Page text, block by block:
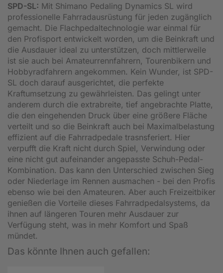
SPD-SL: Mit Shimano Pedaling Dynamics SL wird
professionelle Fahrradausrüstung für jeden zugänglich
gemacht. Die Flachpedaltechnologie war einmal für
den Profisport entwickelt worden, um die Beinkraft und
die Ausdauer ideal zu unterstützen, doch mittlerweile
ist sie auch bei Amateurrennfahrern, Tourenbikern und
Hobbyradfahrern angekommen. Kein Wunder, ist SPD-
SL doch darauf ausgerichtet, die perfekte
Kraftumsetzung zu gewährleisten. Das gelingt unter
anderem durch die extrabreite, tief angebrachte Platte,
die den eingehenden Druck über eine größere Fläche
verteilt und so die Beinkraft auch bei Maximalbelastung
effizient auf die Fahrradpedale trasnsferiert. Hier
verpufft die Kraft nicht durch Spiel, Verwindung oder
eine nicht gut aufeinander angepasste Schuh-Pedal-
Kombination. Das kann den Unterschied zwischen Sieg
oder Niederlage im Rennen ausmachen - bei den Profis
ebenso wie bei den Amateuren. Aber auch Freizeitbiker
genießen die Vorteile dieses Fahrradpedalsystems, da
ihnen auf längeren Touren mehr Ausdauer zur
Verfügung steht, was in mehr Komfort und Spaß
mündet.
Das könnte Ihnen auch gefallen: